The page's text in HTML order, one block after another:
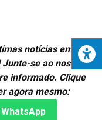
notícias em
se ao nosso
informado. Clique
agora mesmo: